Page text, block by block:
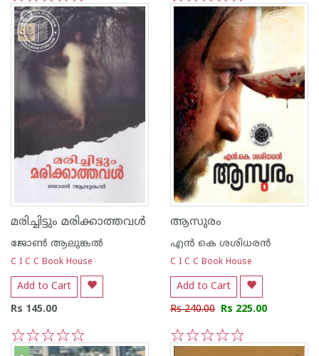
5
4
3
2
1 5
4
3
2
1
മരിച്ചിട്ടും മരിക്കാത്തവള്‍
ജോണ്‍‌ ആലുങ്കല്‍‌
C I C C Book House
Add to Cart
Rs 145.00
5
4
3
2
1
ആസുരം
എന്‍ കെ ശശിധരന്‍
C I C C Book House
Add to Cart
Rs 240.00 Rs 225.00
5
4
3
2
1